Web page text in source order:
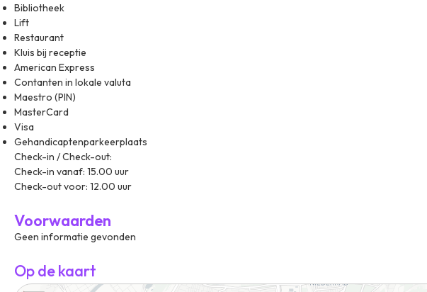
Bibliotheek
Lift
Restaurant
Kluis bij receptie
American Express
Contanten in lokale valuta
Maestro (PIN)
MasterCard
Visa
Gehandicaptenparkeerplaats
Check-in / Check-out:
Check-in vanaf: 15.00 uur
Check-out voor: 12.00 uur
Voorwaarden
Geen informatie gevonden
Op de kaart